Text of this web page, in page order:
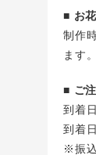
■ お
制作
ます
■ ご
到着
到着
※振